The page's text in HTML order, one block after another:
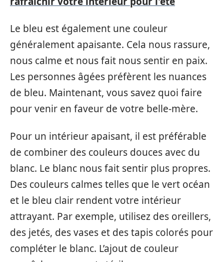
Le bleu est également une couleur
généralement apaisante. Cela nous rassure,
nous calme et nous fait nous sentir en paix.
Les personnes âgées préfèrent les nuances
de bleu. Maintenant, vous savez quoi faire
pour venir en faveur de votre belle-mère.
Pour un intérieur apaisant, il est préférable
de combiner des couleurs douces avec du
blanc. Le blanc nous fait sentir plus propres.
Des couleurs calmes telles que le vert océan
et le bleu clair rendent votre intérieur
attrayant. Par exemple, utilisez des oreillers,
des jetés, des vases et des tapis colorés pour
compléter le blanc. L’ajout de couleur